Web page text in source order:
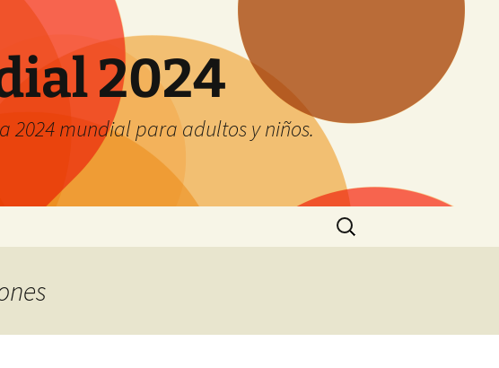
2024
2024 mundial para adultos y niños.
Buscar: